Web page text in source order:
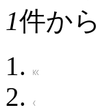
1件から